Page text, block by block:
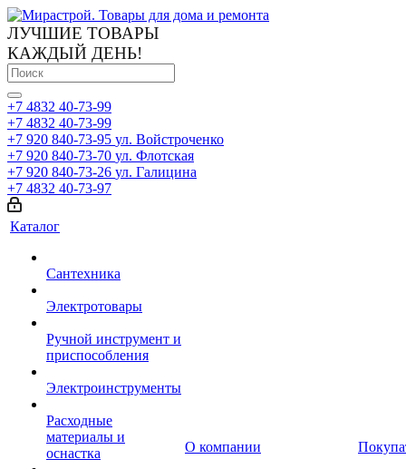
ЛУЧШИЕ ТОВАРЫ
КАЖДЫЙ ДЕНЬ!
+7 4832 40-73-99
+7 4832 40-73-99
+7 920 840-73-95 ул. Войстроченко
+7 920 840-73-70 ул. Флотская
+7 920 840-73-26 ул. Галицина
+7 4832 40-73-97
Каталог
Сантехника
Электротовары
Ручной инструмент и
приспособления
Электроинструменты
Расходные
материалы и
оснастка
О компании